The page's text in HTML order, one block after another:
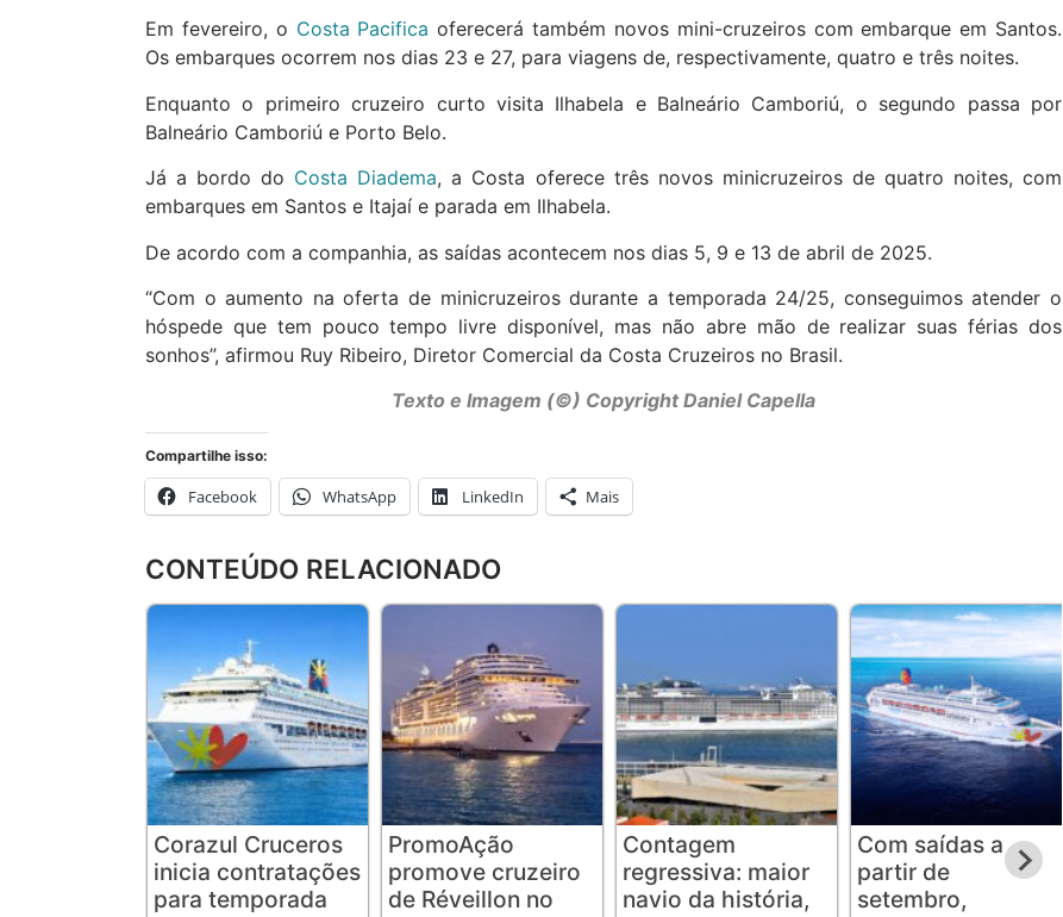
Em fevereiro, o Costa Pacifica oferecerá também novos mini-cruzeiros com embarque em Santos.
Os embarques ocorrem nos dias 23 e 27, para viagens de, respectivamente, quatro e três noites.
Enquanto o primeiro cruzeiro curto visita Ilhabela e Balneário Camboriú, o segundo passa por
Balneário Camboriú e Porto Belo.
Já a bordo do Costa Diadema, a Costa oferece três novos minicruzeiros de quatro noites, com
embarques em Santos e Itajaí e parada em Ilhabela.
De acordo com a companhia, as saídas acontecem nos dias 5, 9 e 13 de abril de 2025.
“Com o aumento na oferta de minicruzeiros durante a temporada 24/25, conseguimos atender o
hóspede que tem pouco tempo livre disponível, mas não abre mão de realizar suas férias dos
sonhos”, afirmou Ruy Ribeiro, Diretor Comercial da Costa Cruzeiros no Brasil.
Texto e Imagem (©) Copyright Daniel Capella
Compartilhe isso:
Facebook WhatsApp LinkedIn Mais
CONTEÚDO RELACIONADO
Corazul Cruceros
inicia contratações
para temporada
PromoAção
promove cruzeiro
de Réveillon no
Contagem
regressiva: maior
navio da história,
Com saídas a
partir de
setembro,